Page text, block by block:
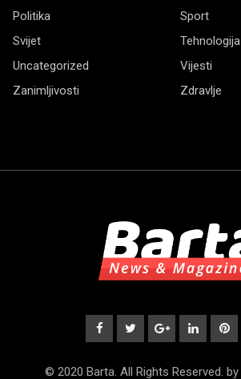
Politika
Sport
Svijet
Tehnologija
Uncategorized
Vijesti
Zanimljivosti
Zdravlje
© 2020 Barta. All Rights Reserved. by